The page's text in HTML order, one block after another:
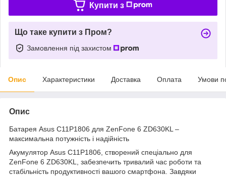
Купити з
Що таке купити з Пром?
Замовлення під захистом
Опис Характеристики Доставка Оплата Умови
Опис
Батарея Asus C11P1806 для ZenFone 6 ZD630KL –
максимальна потужність і надійність
Акумулятор Asus C11P1806, створений спеціально для
ZenFone 6 ZD630KL, забезпечить тривалий час роботи та
стабільність продуктивності вашого смартфона. Завдяки